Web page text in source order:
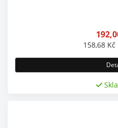
158,68 Kč